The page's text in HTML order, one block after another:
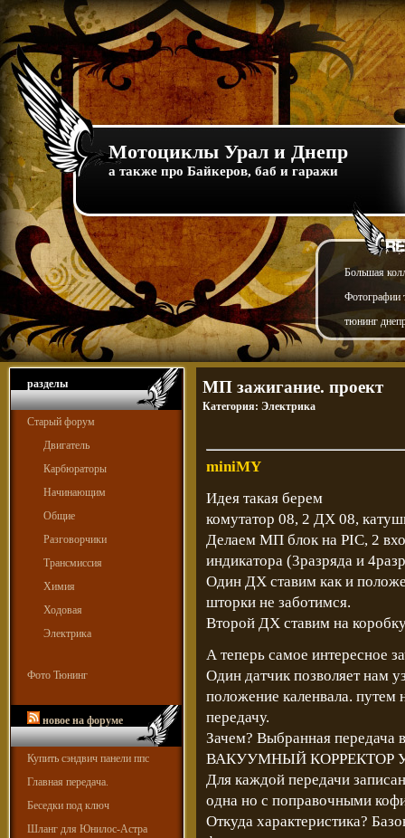
Мотоциклы Урал и Днепр
а также про Байкеров, баб и гаражи
Большая
Фотографии
тюнинг
разделы
Старый форум
Двигатель
Карбюраторы
Начинающим
Общие
Разговорчики
Трансмиссия
Химия
Ходовая
Электрика
Фото Тюнинг
новое на форуме
Купить сэндвич панели ппс
Главная передача.
Беседки под ключ
Шланг для Юнилос-Астра
МП зажигание. проект
Категория: Электрика
miniMY
Идея такая берем
комутатор 08, 2 ДХ 08,
Делаем МП блок на PIC, 2
индикатора (3разряда и
Один ДХ ставим как и
шторки не заботимся.
Второй ДХ ставим на
А теперь самое интересное
Один датчик позволяет нам
положение каленвала.
передачу.
Зачем? Выбранная передача
ВАКУУМНЫЙ КОРРЕКТОР
Для каждой передачи
одна но с поправочными
Откуда характеристика?